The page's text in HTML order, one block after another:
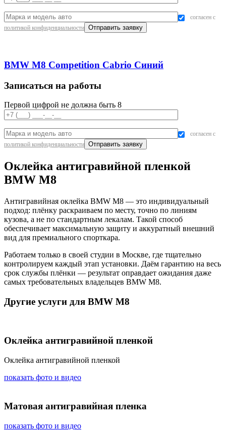
согласен с
политикой конфиденциальности
BMW M8 Competition Cabrio Синий
Записаться на работы
Первой цифрой не должна быть 8
согласен с
политикой конфиденциальности
Оклейка антигравийной пленкой
BMW M8
Антигравийная оклейка BMW M8 — это индивидуальный
подход: плёнку раскраиваем по месту, точно по линиям
кузова, а не по стандартным лекалам. Такой способ
обеспечивает максимальную защиту и аккуратный внешний
вид для премиального спорткара.
Работаем только в своей студии в Москве, где тщательно
контролируем каждый этап установки. Даём гарантию на весь
срок службы плёнки — результат оправдает ожидания даже
самых требовательных владельцев BMW M8.
Другие услуги для BMW M8
Оклейка антигравийной пленкой
Оклейка антигравийной пленкой
показать фото и видео
Матовая антигравийная пленка
показать фото и видео